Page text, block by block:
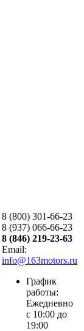
8 (800) 301-66-23
8 (937) 066-66-23
8 (846) 219-23-63
Email:
info@163motors.ru
График
работы:
Ежедневно
с 10:00 до
19:00